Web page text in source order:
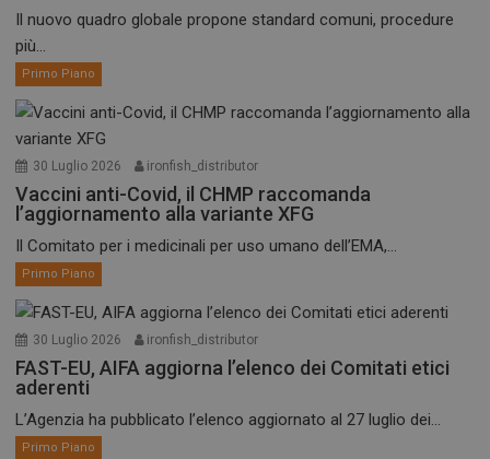
Il nuovo quadro globale propone standard comuni, procedure
più...
Primo Piano
30 Luglio 2026 ironfish_distributor
Vaccini anti-Covid, il CHMP raccomanda
l’aggiornamento alla variante XFG
Il Comitato per i medicinali per uso umano dell’EMA,...
Primo Piano
30 Luglio 2026 ironfish_distributor
FAST-EU, AIFA aggiorna l’elenco dei Comitati etici
aderenti
L’Agenzia ha pubblicato l’elenco aggiornato al 27 luglio dei...
Primo Piano